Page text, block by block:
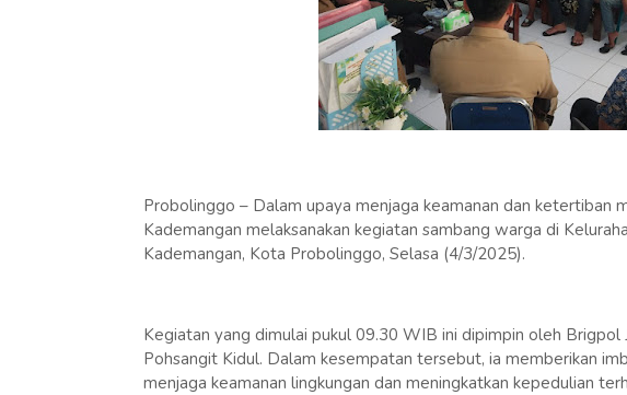
Probolinggo – Dalam upaya menjaga keamanan dan ketertiban
Kademangan melaksanakan kegiatan sambang warga di
Kademangan, Kota Probolinggo, Selasa (4/3/2025).
Kegiatan yang dimulai pukul 09.30 WIB ini dipimpin oleh Brigpol
Pohsangit Kidul. Dalam kesempatan tersebut, ia memberikan
menjaga keamanan lingkungan dan meningkatkan kepedulian